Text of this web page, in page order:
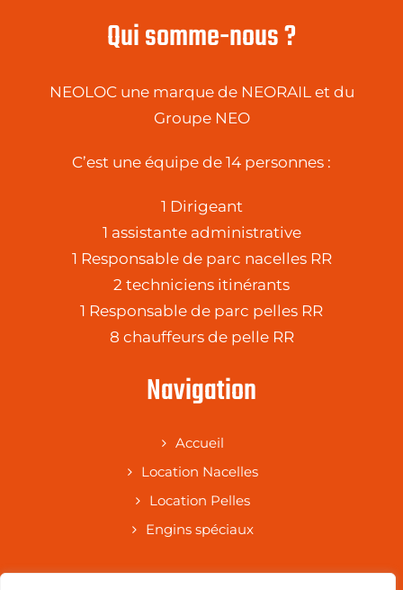
Qui somme-nous ?
NEOLOC une marque de NEORAIL et du
Groupe NEO
C’est une équipe de 14 personnes :
1 Dirigeant
1 assistante administrative
1 Responsable de parc nacelles RR
2 techniciens itinérants
1 Responsable de parc pelles RR
8 chauffeurs de pelle RR
Navigation
Accueil
Location Nacelles
Location Pelles
Engins spéciaux